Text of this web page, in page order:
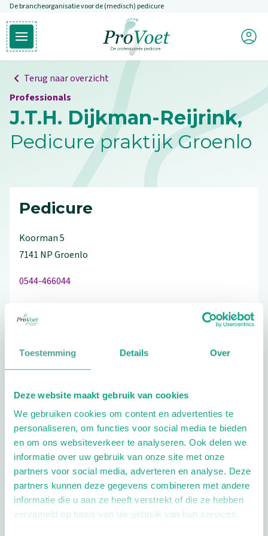
Toestemming Details Over
Deze website maakt gebruik van cookies
We gebruiken cookies om content en advertenties te
personaliseren, om functies voor social media te bieden
en om ons websiteverkeer te analyseren. Ook delen we
informatie over uw gebruik van onze site met onze
partners voor social media, adverteren en analyse. Deze
partners kunnen deze gegevens combineren met andere
informatie die u aan ze heeft verstrekt of die ze hebben
verzameld op basis van uw gebruik van hun services.
Overslaan en naar de inhoud gaan
De brancheorganisatie voor de (medisch) pedicure
Open hoofdmenu
Ga naar de homepagina
Mijn
Terug naar overzicht
Professionals
J.T.H. Dijkman-Reijrink,
Pedicure praktijk Groenlo
Pedicure
Koorman5
7141 NPGroenlo
0544-466044
Extra opties
Openingstijden